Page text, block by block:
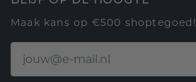
Maak kans op €500 shoptegoed!